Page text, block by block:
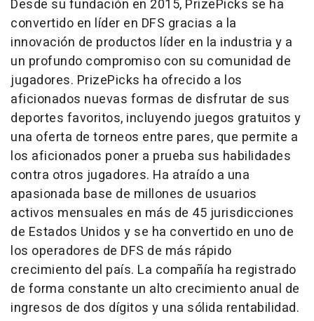
Desde su fundación en 2015, PrizePicks se ha
convertido en líder en DFS gracias a la
innovación de productos líder en la industria y a
un profundo compromiso con su comunidad de
jugadores. PrizePicks ha ofrecido a los
aficionados nuevas formas de disfrutar de sus
deportes favoritos, incluyendo juegos gratuitos y
una oferta de torneos entre pares, que permite a
los aficionados poner a prueba sus habilidades
contra otros jugadores. Ha atraído a una
apasionada base de millones de usuarios
activos mensuales en más de 45 jurisdicciones
de Estados Unidos y se ha convertido en uno de
los operadores de DFS de más rápido
crecimiento del país. La compañía ha registrado
de forma constante un alto crecimiento anual de
ingresos de dos dígitos y una sólida rentabilidad.